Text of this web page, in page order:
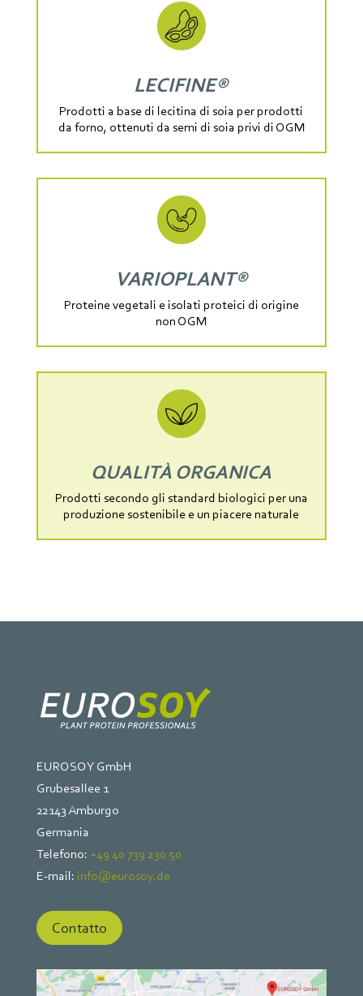
LECIFINE®
Prodotti a base di lecitina di soia per prodotti
da forno, ottenuti da semi di soia privi di OGM
VARIOPLANT®
Proteine vegetali e isolati proteici di origine
non OGM
QUALITÀ ORGANICA
Prodotti secondo gli standard biologici per una
produzione sostenibile e un piacere naturale
EUROSOY GmbH
Grubesallee 1
22143 Amburgo
Germania
Telefono: +49 40 739 230 50
E-mail: info@eurosoy.de
Contatto